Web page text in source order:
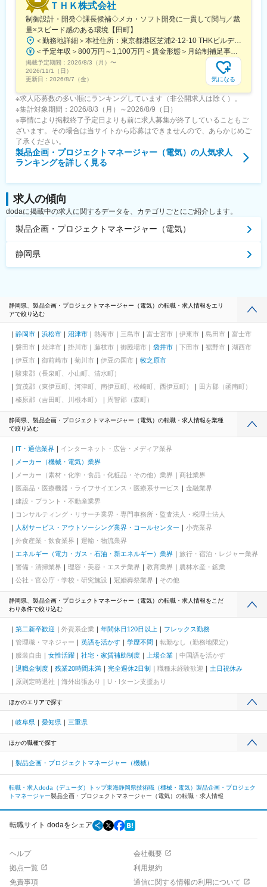
ＴＨＫ株式会社
制御設計・開発◇課長候補◇メカ・ソフト開発に一貫して関与／裁
量×スピード感のある環境【田町】
＜勤務地詳細＞本社住所：東京都港区芝浦2-12-10 THKビルディング勤務地最寄駅：ＪＲ線／田町駅受動喫煙対策：屋内全面禁煙変更の範囲：会社の定める事業所
＜予定年収＞800万円～1,100万円＜賃金形態＞月給制補足事項無し＜賃金内訳＞月額（基本給）：400,000円～550,000円＜月給＞400,000円～550,000円＜昇給有無＞有＜残業手当＞無＜給与補足＞※上記はあくまで参考です。ご経験やご年齢を鑑み変動する可能性がございます。※別途1日当たり250円の食事手当が出勤日数分支給されます。■賞与：4.14ヶ月（過去3年実績平均）■給与改定サイクル：年1回賃金はあくまでも目安の金額であり、選考を通じて上下する可能性があります。月給(月額)は固定手当を含めた表記です。
掲載予定期間： 2026/8/3（月） 〜
2026/11/1（日）
更新日： 2026/8/7（金） 気になる
※求人応募数の多い順にランキングしています（非公開求人は除く）。
※集計対象期間：2026/8/3（月）～2026/8/9（日）
※事情により掲載終了予定日よりも前に求人募集が終了していることもご
ざいます。その場合は当サイトから応募はできませんので、あらかじめご
了承ください。
製品企画・プロジェクトマネージャー（電気） の人気求人
ランキングを詳しく見る
求人の傾向
dodaに掲載中の求人に関するデータを、カテゴリごとにご紹介します。
製品企画・プロジェクトマネージャー（電気）
静岡県
静岡県、製品企画・プロジェクトマネージャー（電気）の転職・求人情報をエリ
アで絞り込む
静岡市 浜松市 沼津市 熱海市 三島市 富士宮市 伊東市 島田市
富士市
磐田市
焼津市 掛川市 藤枝市 御殿場市 袋井市 下田市 裾野市
湖西市
伊豆市
御前崎市 菊川市 伊豆の国市
牧之原市
駿東郡（長泉町、小山町、清水町）
賀茂郡（東伊豆町、河津町、南伊豆町、松崎町、西伊豆町）
田方郡（函南町）
榛原郡（吉田町、川根本町）
周智郡（森町）
静岡県、製品企画・プロジェクトマネージャー（電気）の転職・求人情報を業種
で絞り込む
IT・通信業界
インターネット・広告・メディア業界
メーカー（機械・電気）業界
メーカー（素材・化学・食品・化粧品・その他）業界
商社業界
医薬品・医療機器・ライフサイエンス・医療系サービス
金融業界
建設・プラント・不動産業界
コンサルティング・リサーチ業界・専門事務所・監査法人・税理士法人
人材サービス・アウトソーシング業界・コールセンター
小売業界
外食産業・飲食業界
運輸・物流業界
エネルギー（電力・ガス・石油・新エネルギー）業界
旅行・宿泊・レジャー業界
警備・清掃業界
理容・美容・エステ業界 教育業界
農林水産・鉱業
公社・官公庁・学校・研究施設
冠婚葬祭業界 その他
静岡県、製品企画・プロジェクトマネージャー（電気）の転職・求人情報をこだ
わり条件で絞り込む
第二新卒歓迎 外資系企業 年間休日120日以上
フレックス勤務
管理職・マネジャー
英語を活かす 学歴不問
転勤なし（勤務地限定）
服装自由
女性活躍 社宅・家賃補助制度 上場企業
中国語を活かす
退職金制度
残業20時間未満 完全週休2日制 職種未経験歓迎
土日祝休み
原則定時退社
海外出張あり U・Iターン支援あり
ほかのエリアで探す
岐阜県 愛知県 三重県
ほかの職種で探す
製品企画・プロジェクトマネージャー（機械）
転職・求人doda（デューダ）トップ東海静岡県技術職（機械・電気） 製品企画・プロジェク
トマネージャー製品企画・プロジェクトマネージャー（電気）の転職・求人情報
転職サイト dodaをシェア
ヘルプ
会社概要
拠点一覧
利用規約
免責事項
通信に関する情報の利用について